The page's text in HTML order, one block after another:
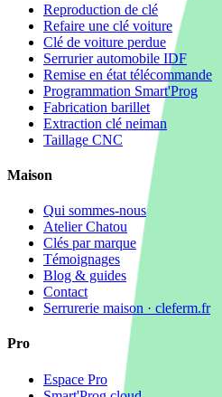
Reproduction de clé
Refaire une clé voiture
Clé de voiture perdue
Serrurier automobile IDF
Remise en état télécommande
Programmation Smart'Prog
Fabrication barillet
Extraction clé neiman
Taillage CNC
Maison
Qui sommes-nous
Atelier Chatou
Clés par marque
Témoignages
Blog & guides
Contact
Serrurerie maison · cleferm.fr
Pro
Espace Pro